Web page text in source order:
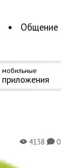
Общение
мобильные
приложения
X4138K0